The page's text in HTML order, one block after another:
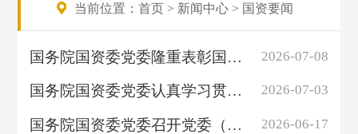
当前位置：首页 > 新闻中心 > 国资要闻
国务院国资委党委隆重表彰国资央企“两优一先” 号召以先进为榜样创先争优 ... 2026-07-08
国务院国资委党委认真学习贯彻习近平总书记在庆祝中国共产党成立105周年大会... 2026-07-03
国务院国资委党委召开党委（扩大）会议暨学习贯彻习近平党建思想会议 完整准... 2026-06-17